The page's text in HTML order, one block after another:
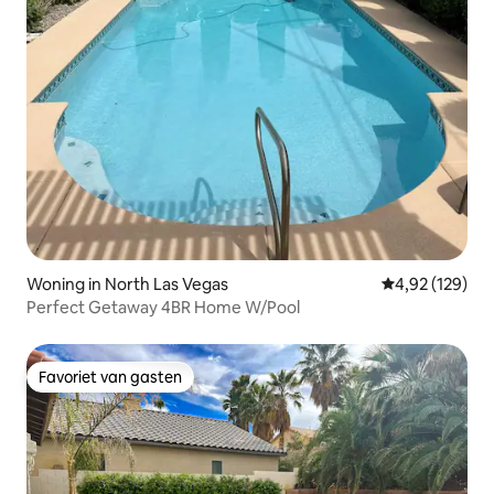
Woning in North Las Vegas Gemiddelde
4,92 (129)
Perfect Getaway 4BR Home W/Pool
Favoriet van gasten
Favoriet van gasten